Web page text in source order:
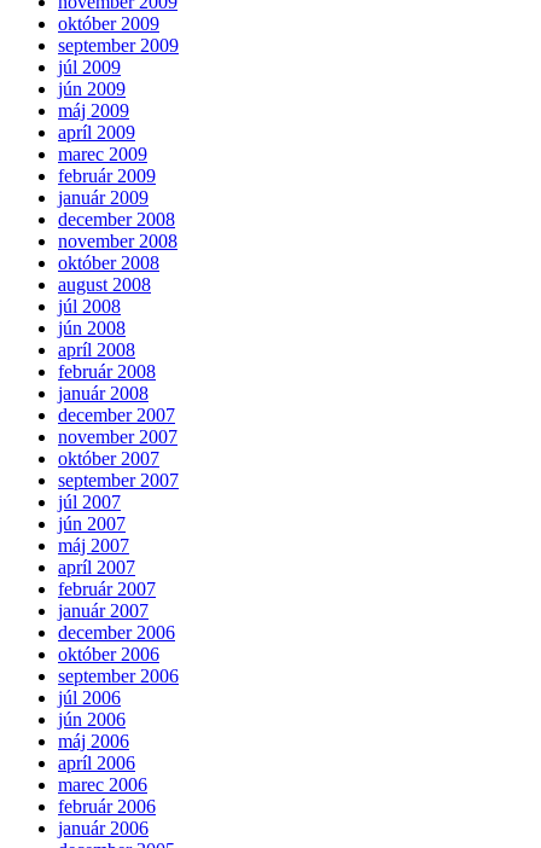
október 2009
september 2009
júl 2009
jún 2009
máj 2009
apríl 2009
marec 2009
február 2009
január 2009
december 2008
november 2008
október 2008
august 2008
júl 2008
jún 2008
apríl 2008
február 2008
január 2008
december 2007
november 2007
október 2007
september 2007
júl 2007
jún 2007
máj 2007
apríl 2007
február 2007
január 2007
december 2006
október 2006
september 2006
júl 2006
jún 2006
máj 2006
apríl 2006
marec 2006
február 2006
január 2006